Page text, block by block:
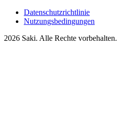
Datenschutzrichtlinie
Nutzungsbedingungen
2026 Saki. Alle Rechte vorbehalten.